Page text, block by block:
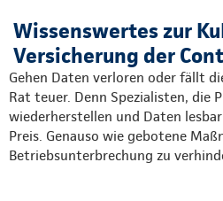
Wissenswertes zur
Versicherung der
Gehen Daten verloren oder fällt
Rat teuer. Denn Spezialisten, die
wiederherstellen und Daten
Preis. Genauso wie gebotene
Betriebsunterbrechung zu